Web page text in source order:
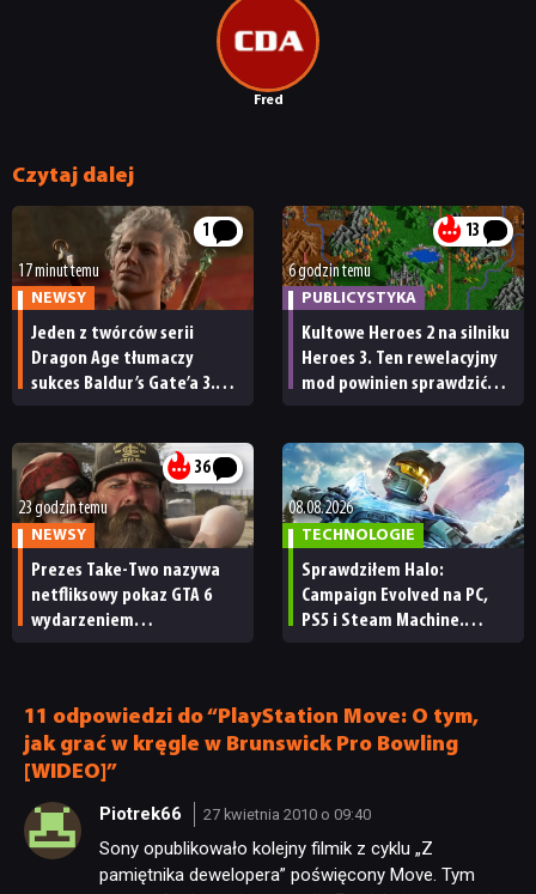
NEWSY
RECENZJE
KULTURA
RETRO
Fred
Czytaj dalej
1
17 minut temu
NEWSY
Jeden z twórców serii
Dragon Age tłumaczy
sukces Baldur’s Gate’a 3.
przerwie”
13
6 godzin temu
PUBLICYSTYKA
Kultowe Heroes 2 na silniku
Heroes 3. Ten rewelacyjny
mod powinien sprawdzić
36
23 godzin temu
NEWSY
Prezes Take-Two nazywa
netfliksowy pokaz GTA 6
wydarzeniem
08.08.2026
TECHNOLOGIE
Sprawdziłem Halo:
Campaign Evolved na PC,
PS5 i Steam Machine.
11 odpowiedzi do “PlayStation Move: O tym,
jak grać w kręgle w Brunswick Pro Bowling
[WIDEO]”
Piotrek66 27 kwietnia 2010 o 09:40
Sony opublikowało kolejny filmik z cyklu „Z
pamiętnika dewelopera” poświęcony Move. Tym